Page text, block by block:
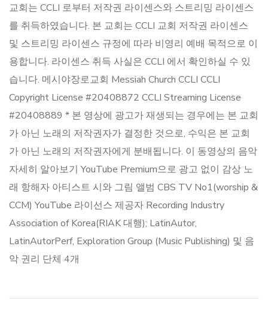
교회는 CCLI 로부터 저작권 라이센스와 스트리밍 라이센스
를 취득하였습니다. 본 교회는 CCLI 교회 저작권 라이센스
및 스트리밍 라이센스 규정에 따라 비영리 예배 목적으로 이
용합니다. 라이센스 취득 사실은 CCLI 에서 확인하실 수 있
습니다. 메시야장로교회 Messiah Church CCLI CCLI
Copyright License #20408872 CCLI Streaming License
#20408889 * 본 영상에 광고가 재생되는 경우에는 본 교회
가 아닌 노래의 저작권자가 결정한 것으로, 수익은 본 교회
가 아닌 노래의 저작권자에게 분배됩니다. 이 동영상의 음악
자세히 알아보기 YouTube Premium으로 광고 없이 감상 노
래 항해자 아티스트 시와 그림 앨범 CBS TV No1(worship &
CCM) YouTube 라이선스 제공자 Recording Industry
Association of Korea(RIAK 대행); LatinAutor,
LatinAutorPerf, Exploration Group (Music Publishing) 및 음
악 권리 단체 4개